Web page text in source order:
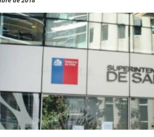
propaga a un gran número de...